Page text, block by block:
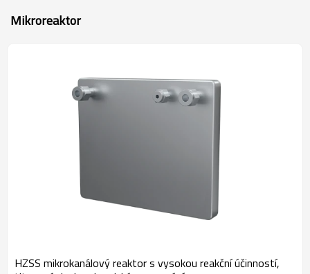
Mikroreaktor
HZSS mikrokanálový reaktor s vysokou reakční účinností,